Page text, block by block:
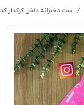
/ ست دخترانه داخل کرکدار کد ۱۳۷۰